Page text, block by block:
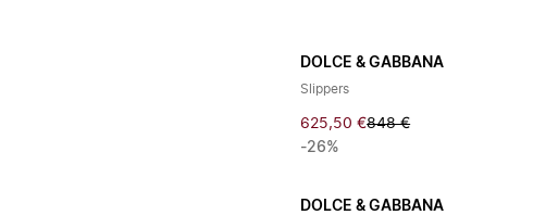
DOLCE & GABBANA
Slippers
625,50 €848 €
-26%
DOLCE & GABBANA